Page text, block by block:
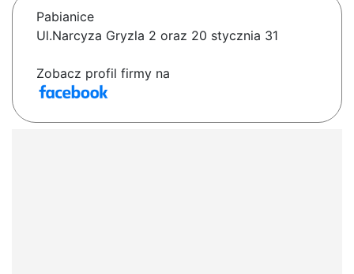
Pabianice
Ul.Narcyza Gryzla 2 oraz 20 stycznia 31
Zobacz profil firmy na